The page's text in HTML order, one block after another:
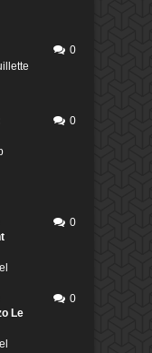
0
0
0
Le
0